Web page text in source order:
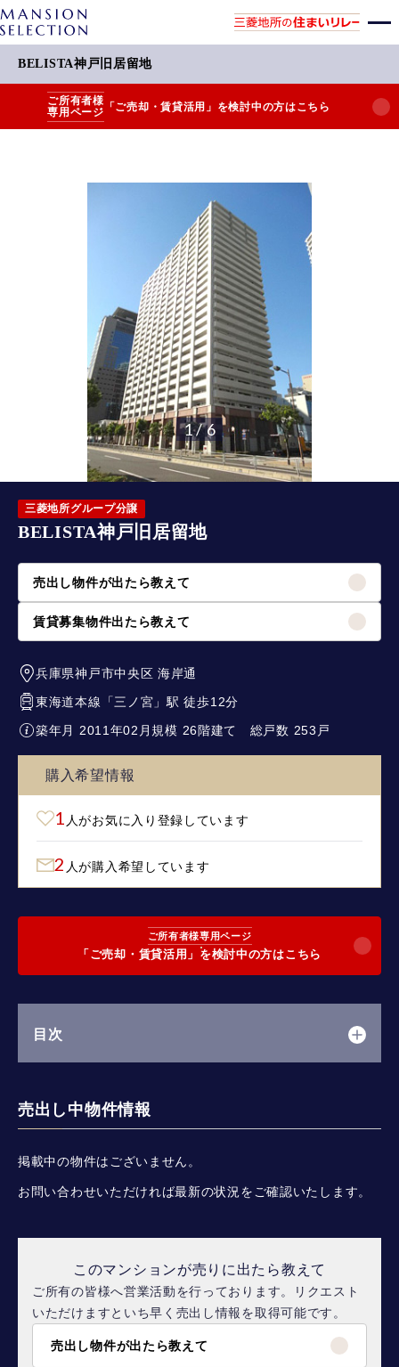
BELISTA神戸旧居留地
ご所有者様
専用ページ 「ご売却・賃貸活用」を検討中の方はこちら
1 / 6
三菱地所グループ分譲
BELISTA神戸旧居留地
売出し物件が出たら教えて
賃貸募集物件出たら教えて
兵庫県神戸市中央区 海岸通
東海道本線 「三ノ宮 」駅 徒歩12分
築年月 2011年02月規模 26階建て 総戸数 253戸
購入希望情報
1 人がお気に入り登録しています
2 人が購入希望しています
ご所有者様専用ページ
「ご売却・賃貸活用」を検討中の方はこちら
目次
売出し中物件情報
掲載中の物件はございません。
お問い合わせいただければ最新の状況をご確認いたします。
このマンションが売りに出たら教えて
ご所有の皆様へ営業活動を行っております。リクエスト
いただけますといち早く売出し情報を取得可能です。
売出し物件が出たら教えて